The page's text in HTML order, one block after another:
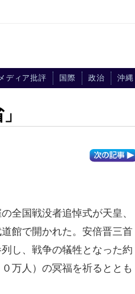
ディア批評 国際 政治 沖縄
全国戦没者追悼式が天皇、
館で開かれた。安倍晋三首
し、戦争の犠牲となった約
万人）の冥福を祈るととも